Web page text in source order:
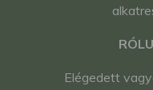
Elégedett